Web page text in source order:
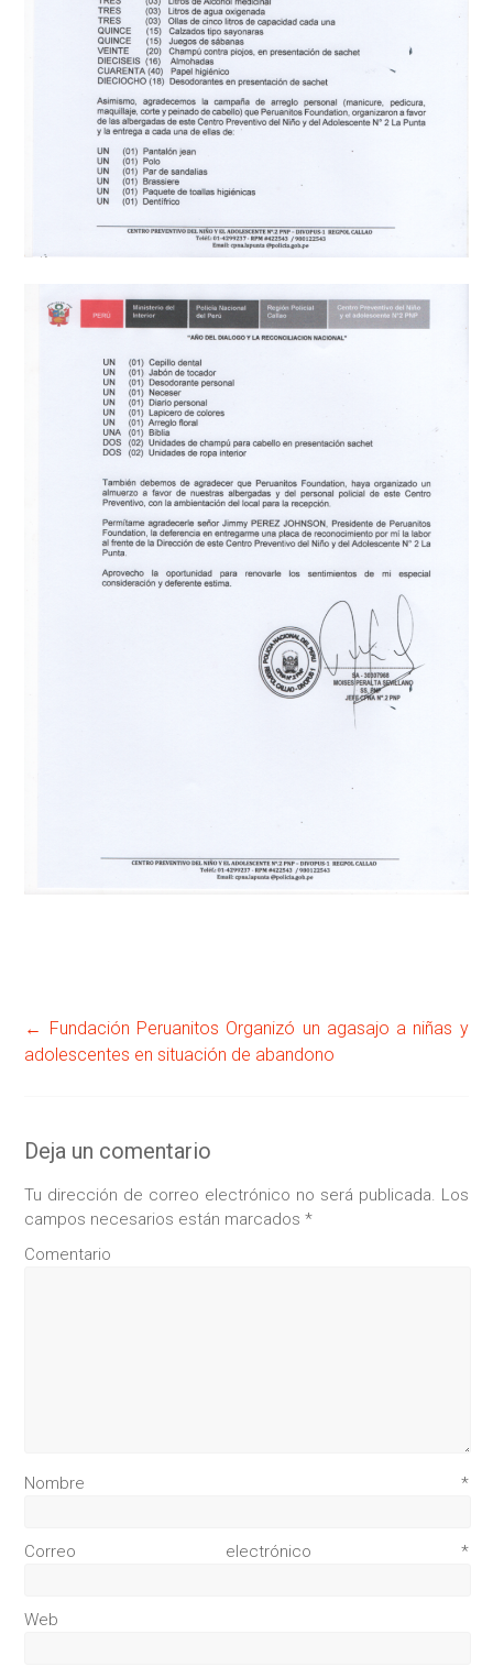
← Fundación Peruanitos Organizó un agasajo a niñas y
adolescentes en situación de abandono
Deja un comentario
Tu dirección de correo electrónico no será publicada.
Los
campos necesarios están marcados*
Comentario
Nombre *
Correo electrónico *
Web